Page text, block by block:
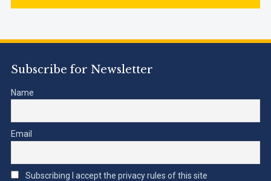
Subscribe for Newsletter
Name
Email
Subscribing I accept the privacy rules of this site